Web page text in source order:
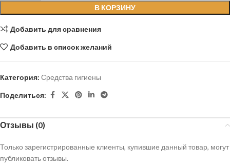
В КОРЗИНУ
Добавить для сравнения
Добавить в список желаний
Категория: Средства гигиены
Поделиться:
Отзывы (0)
Только зарегистрированные клиенты, купившие данный товар, могут
публиковать отзывы.